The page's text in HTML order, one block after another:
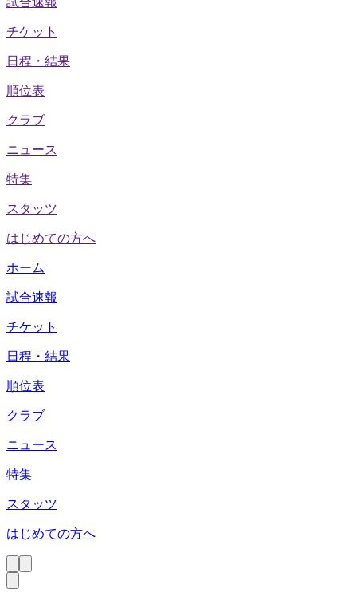
チケット
日程・結果
順位表
クラブ
ニュース
特集
スタッツ
はじめての方へ
ホーム
試合速報
チケット
日程・結果
順位表
クラブ
ニュース
特集
スタッツ
はじめての方へ